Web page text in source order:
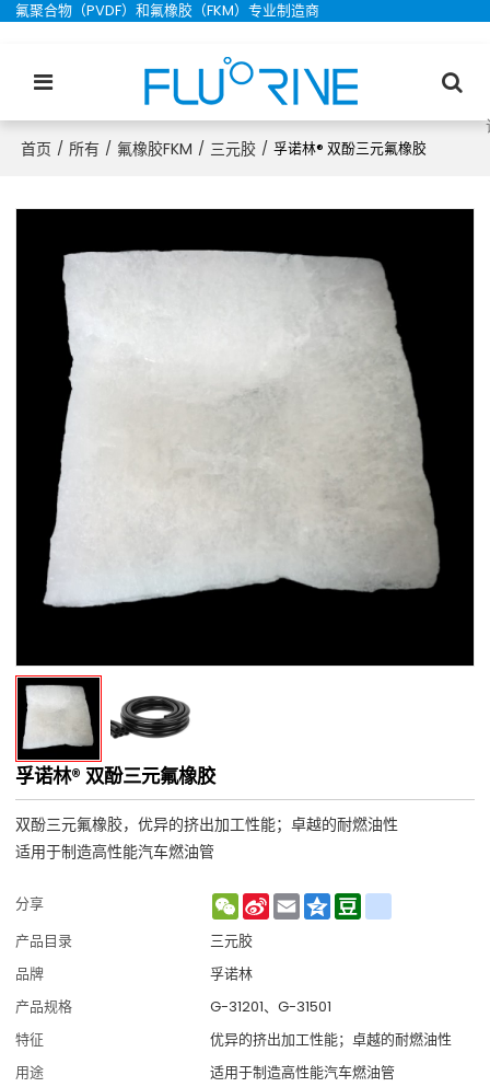
氟聚合物（PVDF）和氟橡胶（FKM）专业制造商
首页 / 所有 / 氟橡胶FKM / 三元胶 / 孚诺林® 双酚三元氟橡胶
孚诺林® 双酚三元氟橡胶
双酚三元氟橡胶，优异的挤出加工性能；卓越的耐燃油性
适用于制造高性能汽车燃油管
分享 WeChat
Sina
Weibo
EmailQzoneDouban
产品目录
三元胶
品牌
孚诺林
产品规格
G-31201、G-31501
特征
优异的挤出加工性能；卓越的耐燃油性
用途
适用于制造高性能汽车燃油管